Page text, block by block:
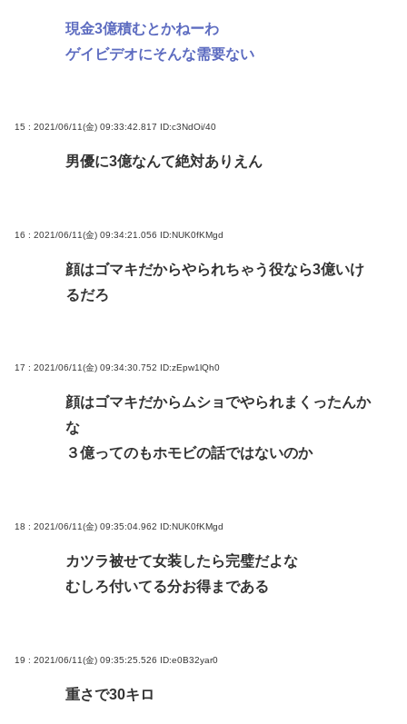
現金3億積むとかねーわ
ゲイビデオにそんな需要ない
15 : 2021/06/11(金) 09:33:42.817 ID:c3NdOi/40
男優に3億なんて絶対ありえん
16 : 2021/06/11(金) 09:34:21.056 ID:NUK0fKMgd
顔はゴマキだからやられちゃう役なら3億いけ
るだろ
17 : 2021/06/11(金) 09:34:30.752 ID:zEpw1lQh0
顔はゴマキだからムショでやられまくったんか
な
３億ってのもホモビの話ではないのか
18 : 2021/06/11(金) 09:35:04.962 ID:NUK0fKMgd
カツラ被せて女装したら完璧だよな
むしろ付いてる分お得まである
19 : 2021/06/11(金) 09:35:25.526 ID:e0B32yar0
重さで30キロ